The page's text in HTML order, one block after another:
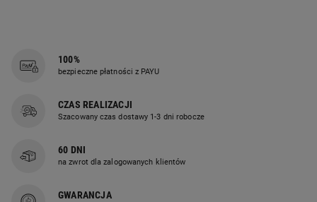
100%
bezpieczne płatności z PAYU
CZAS REALIZACJI
Szacowany czas dostawy 1-3 dni robocze
60 DNI
na zwrot dla zalogowanych klientów
GWARANCJA